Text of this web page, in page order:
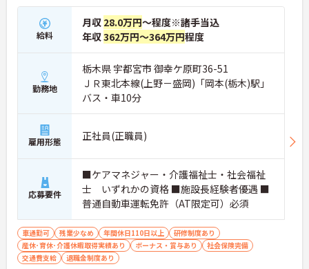
給料
月収 28.0万円～程度※諸手当込
年収362万円～364万円程度
勤務地
栃木県 宇都宮市 御幸ケ原町36-51
ＪＲ東北本線(上野－盛岡)「岡本(栃木)駅」
バス・車10分
雇用形態 正社員(正職員)
応募要件
■ケアマネジャー・介護福祉士・社会福祉
士 いずれかの資格 ■施設長経験者優遇 ■
普通自動車運転免許（AT限定可）必須
車通勤可 残業少なめ 年間休日110日以上
研修制度あり
産休･育休･介護休暇取得実績あり
ボーナス・賞与あり
社会保険完備
交通費支給
退職金制度あり